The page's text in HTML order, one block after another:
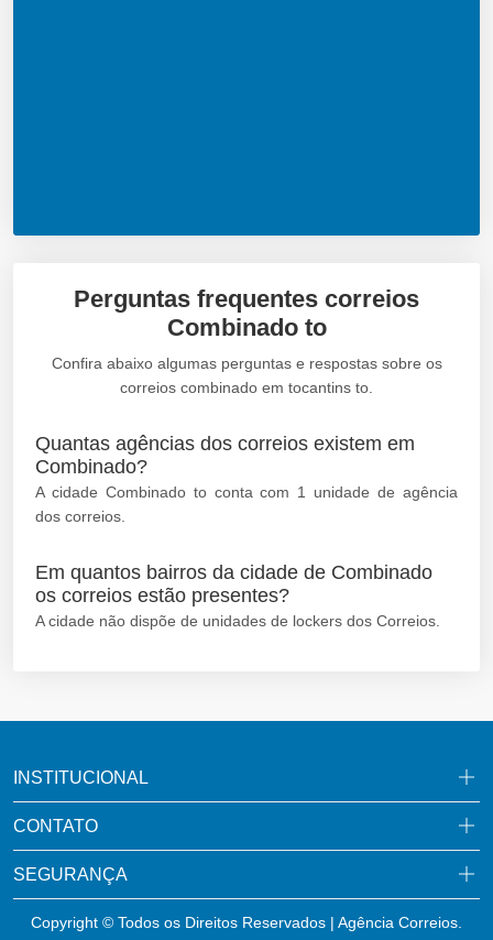
Perguntas frequentes correios
Combinado to
Confira abaixo algumas perguntas e respostas sobre os
correios combinado em tocantins to.
Quantas agências dos correios existem em
Combinado?
A cidade Combinado to conta com 1 unidade de agência
dos correios.
Em quantos bairros da cidade de Combinado
os correios estão presentes?
A cidade não dispõe de unidades de lockers dos Correios.
INSTITUCIONAL
CONTATO
SEGURANÇA
Copyright © Todos os Direitos Reservados | Agência Correios.